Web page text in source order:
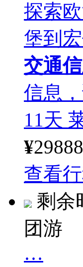
探索
堡到
交通
信息
11天
¥29888
查看
剩余
团游
…